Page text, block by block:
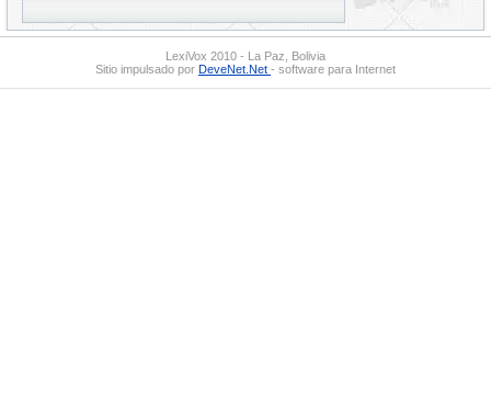
LexiVox 2010 - La Paz, Bolivia
Sitio impulsado por DeveNet.Net - software para Internet